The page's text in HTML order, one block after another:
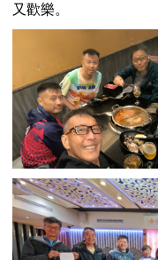
又歡樂。